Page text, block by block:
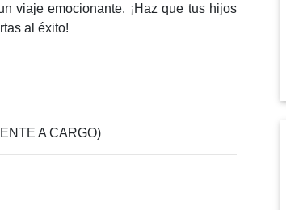
viaje emocionante. ¡Haz que tus hijos
al éxito!
A CARGO)